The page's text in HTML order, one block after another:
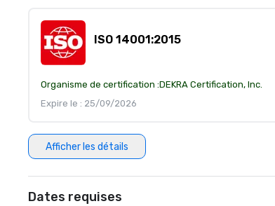
ISO 14001:2015
Organisme de certification :DEKRA Certification, Inc.
Expire le : 25/09/2026
Afficher les détails
Dates requises